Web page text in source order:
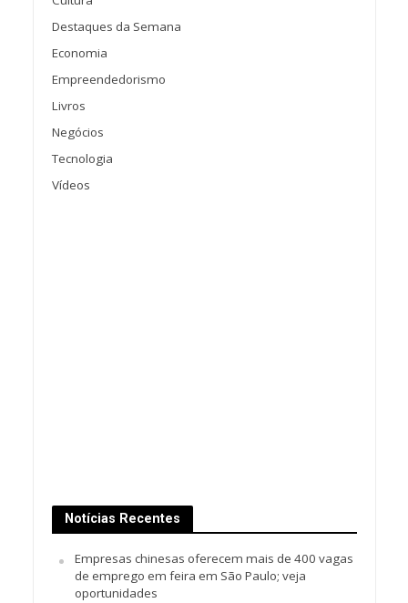
Destaques da Semana
Economia
Empreendedorismo
Livros
Negócios
Tecnologia
Vídeos
Notícias Recentes
Empresas chinesas oferecem mais de 400 vagas
de emprego em feira em São Paulo; veja
oportunidades